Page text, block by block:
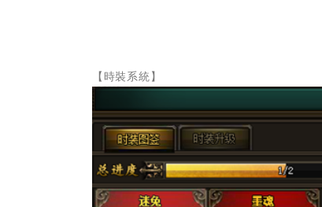
【時裝系統】